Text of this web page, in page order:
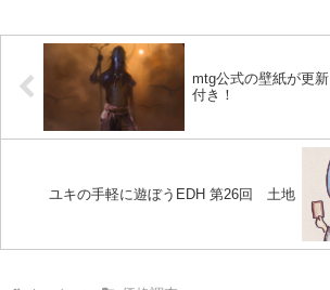
mtg公式の壁紙が更
付き！
ユキの手軽に遊ぼうEDH 第26回 土地